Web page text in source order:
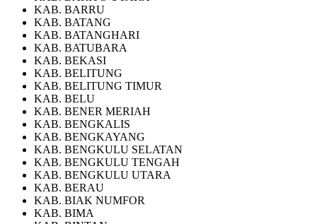
KAB. BARRU
KAB. BATANG
KAB. BATANGHARI
KAB. BATUBARA
KAB. BEKASI
KAB. BELITUNG
KAB. BELITUNG TIMUR
KAB. BELU
KAB. BENER MERIAH
KAB. BENGKALIS
KAB. BENGKAYANG
KAB. BENGKULU SELATAN
KAB. BENGKULU TENGAH
KAB. BENGKULU UTARA
KAB. BERAU
KAB. BIAK NUMFOR
KAB. BIMA